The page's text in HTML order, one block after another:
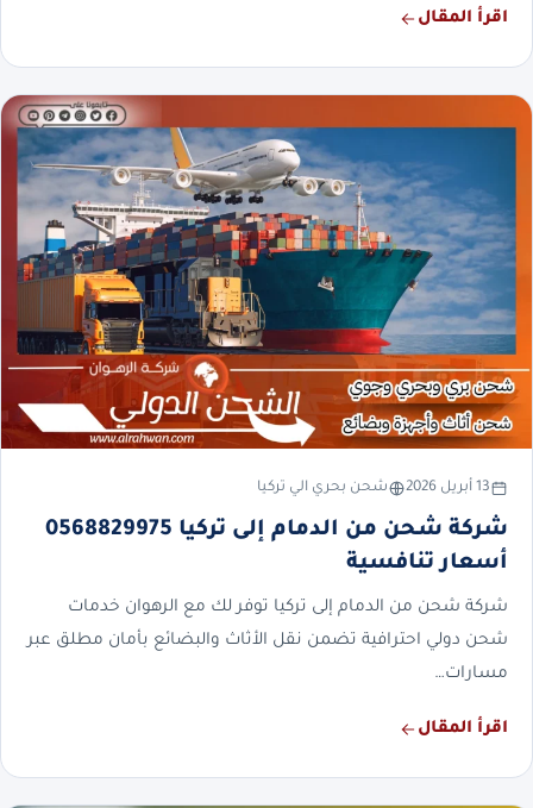
اقرأ المقال
13 أبريل 2026 شحن بحري الي تركيا
شركة شحن من الدمام إلى تركيا 0568829975
أسعار تنافسية
شركة شحن من الدمام إلى تركيا توفر لك مع الرهوان خدمات
شحن دولي احترافية تضمن نقل الأثاث والبضائع بأمان مطلق عبر
مسارات…
اقرأ المقال